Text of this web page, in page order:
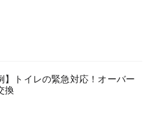
】トイレの緊急対応！オーバー
換